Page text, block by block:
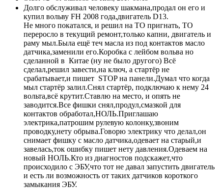
Долго обслуживал человеку шакмана,продал он его и
купил вольву FH 2008 года,двигатель D13.
Не много покатался, и решил на ТО пригнать, ТО
переросло в текущий ремонт,только капни, двигатель и
раму мыл.Была ещё теч масла из под контактов масло
датчика,заменили его.Коробка с лейбом вольва но
сделанной в Китае (ну не было другого) Всё
сделал,решил завести,на ключ, а стартёр не
срабатывает,и пишет STOP на панели.Думал что когда
мыл стартёр залил.Снял стартёр, подключаю к нему 24
вольта,всё крутит.Ставлю на место, и опять не
заводится.Все фишки снял,продул,смазкой для
контактов обработал,НОЛЬ.Приглашаю
электрика,патрошим рулевую колонку,звоним
проводку,нету обрыва.Говорю электрику что делал,он
снимает фишку с масло датчика,одевает на старый,и
завелась,ток ошибку пишет нету давления.Одеваем на
новый НОЛЬ.Кто из диагностов подскажет,что
происходило с ЭБУ,что тот не давал запустить двигатель
и есть ли возможность от таких датчиков короткого
замыкания ЭБУ.